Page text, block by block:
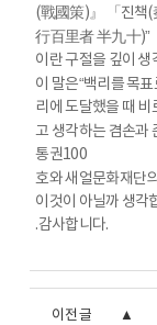
(戰國策)』 「 진책(
行百里者 半九十)”
이란 구절을 깊이
이 말은“백리를 목
리에 도달했을 때
고 생각하는 겸손과
통권100
호와 새얼문화재단
이것이 아닐까 생각
.감사합니다.
이전 글